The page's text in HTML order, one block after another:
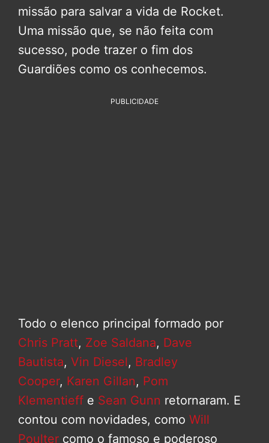
missão para salvar a vida de Rocket.
Uma missão que, se não feita com
sucesso, pode trazer o fim dos
Guardiões como os conhecemos.
PUBLICIDADE
Todo o elenco principal formado por
Chris Pratt, Zoe Saldana, Dave
Bautista, Vin Diesel, Bradley
Cooper, Karen Gillan, Pom
Klementieff e Sean Gunn retornaram. E
contou com novidades, como Will
Poulter como o famoso e poderoso